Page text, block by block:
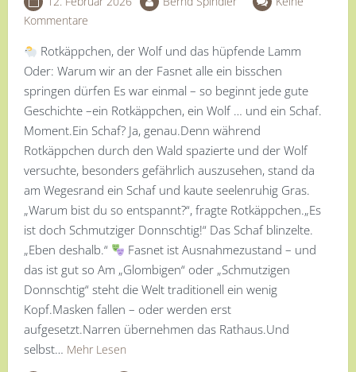
Kommentare
Rotkäppchen, der Wolf und das hüpfende Lamm
Oder: Warum wir an der Fasnet alle ein bisschen
springen dürfen Es war einmal – so beginnt jede gute
Geschichte –ein Rotkäppchen, ein Wolf … und ein Schaf.
Moment.Ein Schaf? Ja, genau.Denn während
Rotkäppchen durch den Wald spazierte und der Wolf
versuchte, besonders gefährlich auszusehen, stand da
am Wegesrand ein Schaf und kaute seelenruhig Gras.
„Warum bist du so entspannt?“, fragte Rotkäppchen.„Es
ist doch Schmutziger Donnschtig!“ Das Schaf blinzelte.
„Eben deshalb.“
Fasnet ist Ausnahmezustand – und
das ist gut so Am „Glombigen“ oder „Schmutzigen
Donnschtig“ steht die Welt traditionell ein wenig
Kopf.Masken fallen – oder werden erst
aufgesetzt.Narren übernehmen das Rathaus.Und
selbst… Mehr Lesen